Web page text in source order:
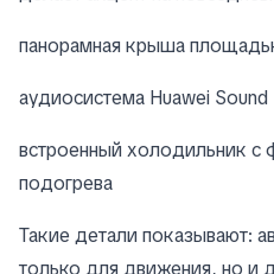
панорамная крыша
аудиосистема Huawei Sound
встроенный холодильник
подогрева
Такие детали показывают:
только для движения, но и